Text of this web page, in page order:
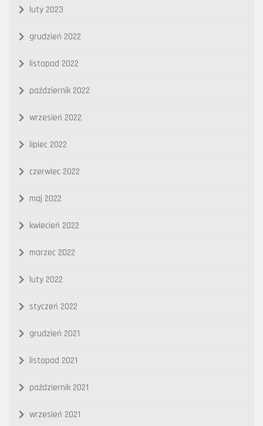
luty 2023
grudzień 2022
listopad 2022
październik 2022
wrzesień 2022
lipiec 2022
czerwiec 2022
maj 2022
kwiecień 2022
marzec 2022
luty 2022
styczeń 2022
grudzień 2021
listopad 2021
październik 2021
wrzesień 2021